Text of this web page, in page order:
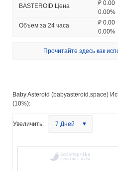
BASTEROID Цена
₽ 0.00
0.00%
Объем за 24 часа
₽ 0.00
0.00%
Прочитайте здесь как
Baby Asteroid (babyasteroid.space)
(10%):
Увеличить: 7 Дней